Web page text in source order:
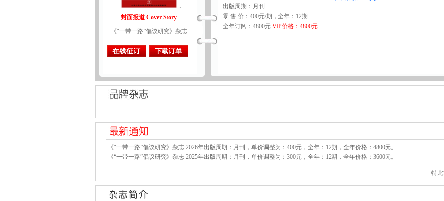
封面报道 Cover Story
《“一带一路”倡议研究》杂志
在线征订 下载订单
出版周期：月刊
零 售 价：400元/期，全年：12期
全年订阅：4800元 VIP价格：4800元
《“一带一路”倡议研究》杂志 2026年出版周期：月刊，单价调整为：400元，全年：12期，全年价格：4800元。
《“一带一路”倡议研究》杂志 2025年出版周期：月刊，单价调整为：300元，全年：12期，全年价格：3600元。
特